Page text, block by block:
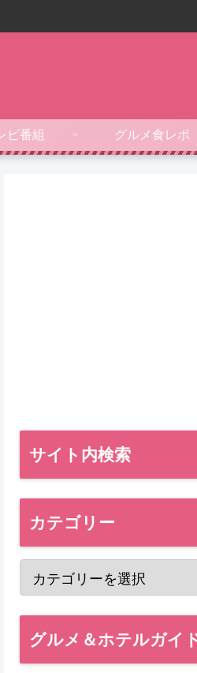
ビ番組 グルメ食レポ
サイト内検索
カテゴリー
グルメ＆ホテルガイ